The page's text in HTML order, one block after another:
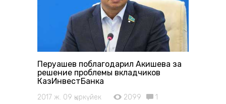
Перуашев поблагодарил Акишева за
решение проблемы вкладчиков
КазИнвестБанка
2017 ж. 09 қыркүйек 2099 1